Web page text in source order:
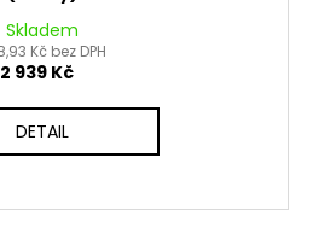
Skladem
Kč bez DPH
2 939 Kč
DETAIL